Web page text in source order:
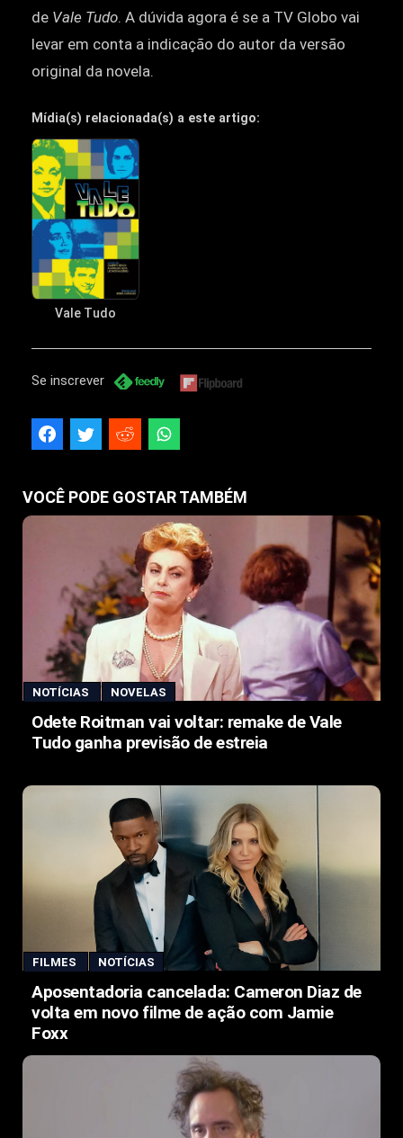
de Vale Tudo. A dúvida agora é se a TV Globo vai
levar em conta a indicação do autor da versão
original da novela.
Mídia(s) relacionada(s) a este artigo:
Vale Tudo
Se inscrever
VOCÊ PODE GOSTAR TAMBÉM
NOTÍCIAS NOVELAS
Odete Roitman vai voltar: remake de Vale
Tudo ganha previsão de estreia
FILMES NOTÍCIAS
Aposentadoria cancelada: Cameron Diaz de
volta em novo filme de ação com Jamie
Foxx